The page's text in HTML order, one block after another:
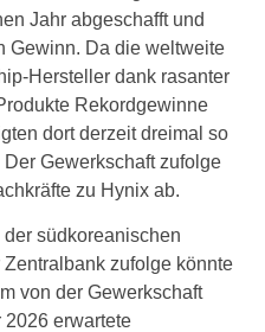
Jahr abgeschafft und
Gewinn. Da die weltweite
Hersteller dank rasanter
Rekordgewinne
dort derzeit dreimal so
Gewerkschaft zufolge
zu Hynix ab.
südkoreanischen
zufolge könnte
von der Gewerkschaft
2026 erwartete